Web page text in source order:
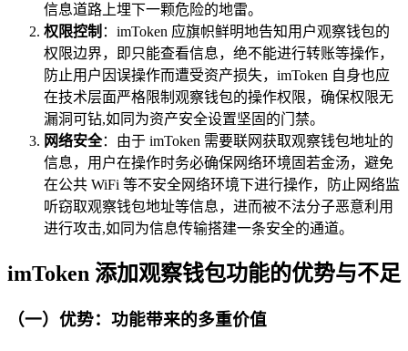
信息道路上埋下一颗危险的地雷。
权限控制 ：imToken 应旗帜鲜明地告知用户观察钱包的
权限边界，即只能查看信息，绝不能进行转账等操作，
防止用户因误操作而遭受资产损失，imToken 自身也应
在技术层面严格限制观察钱包的操作权限，确保权限无
漏洞可钻,如同为资产安全设置坚固的门禁。
网络安全：由于 imToken 需要联网获取观察钱包地址的
信息，用户在操作时务必确保网络环境固若金汤，避免
在公共 WiFi 等不安全网络环境下进行操作，防止网络监
听窃取观察钱包地址等信息，进而被不法分子恶意利用
进行攻击,如同为信息传输搭建一条安全的通道。
imToken 添加观察钱包功能的优势与不足
（一）优势：功能带来的多重价值